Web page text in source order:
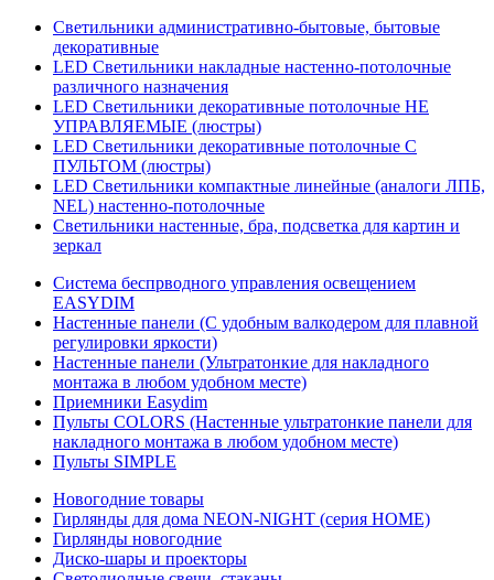
Светильники административно-бытовые, бытовые
декоративные
LED Cветильники накладные настенно-потолочные
различного назначения
LED Светильники декоративные потолочные НЕ
УПРАВЛЯЕМЫЕ (люстры)
LED Светильники декоративные потолочные С
ПУЛЬТОМ (люстры)
LED Светильники компактные линейные (аналоги ЛПБ,
NEL) настенно-потолочные
Светильники настенные, бра, подсветка для картин и
зеркал
Система беспрводного управления освещением
EASYDIM
Настенные панели (С удобным валкодером для плавной
регулировки яркости)
Настенные панели (Ультратонкие для накладного
монтажа в любом удобном месте)
Приемники Easydim
Пульты COLORS (Настенные ультратонкие панели для
накладного монтажа в любом удобном месте)
Пульты SIMPLE
Новогодние товары
Гирлянды для дома NEON-NIGHT (серия HOME)
Гирлянды новогодние
Диско-шары и проекторы